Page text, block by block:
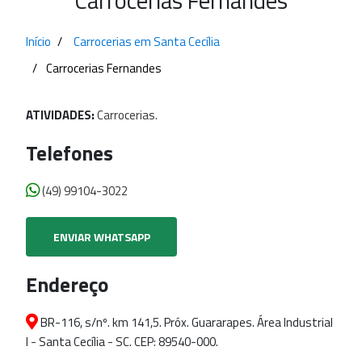
Início
Carrocerias em Santa Cecília
Carrocerias Fernandes
ATIVIDADES:Carrocerias.
Telefones
(49) 99104-3022
ENVIAR WHATSAPP
Endereço
BR-116, s/nº. km 141,5. Próx. Guararapes. Área Industrial
l - Santa Cecília - SC. CEP: 89540-000.